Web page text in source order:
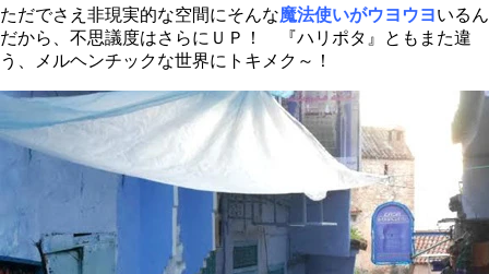
ただでさえ非現実的な空間にそんな魔法使いがウヨウヨいるん
だから、不思議度はさらにＵＰ！ 『ハリポタ』ともまた違
う、メルヘンチックな世界にトキメク～！